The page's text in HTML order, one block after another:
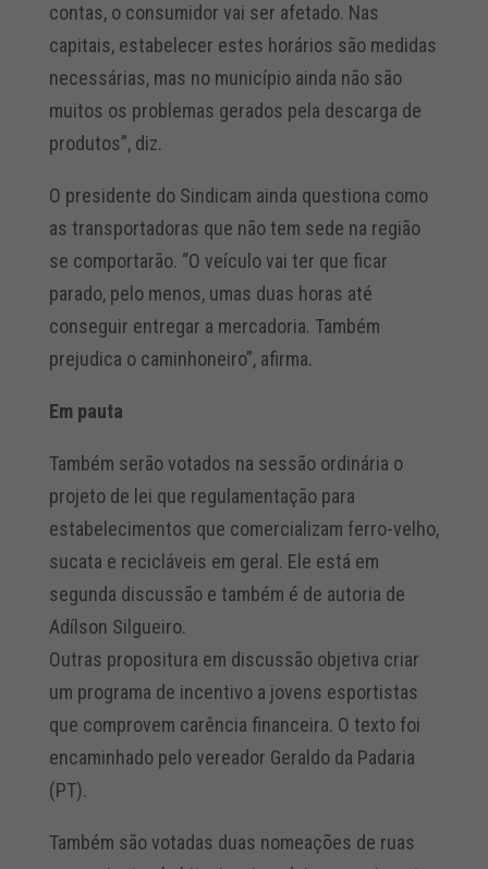
contas, o consumidor vai ser afetado. Nas
capitais, estabelecer estes horários são medidas
necessárias, mas no município ainda não são
muitos os problemas gerados pela descarga de
produtos”, diz.
O presidente do Sindicam ainda questiona como
as transportadoras que não tem sede na região
se comportarão. “O veículo vai ter que ficar
parado, pelo menos, umas duas horas até
conseguir entregar a mercadoria. Também
prejudica o caminhoneiro”, afirma.
Em pauta
Também serão votados na sessão ordinária o
projeto de lei que regulamentação para
estabelecimentos que comercializam ferro-velho,
sucata e recicláveis em geral. Ele está em
segunda discussão e também é de autoria de
Adílson Silgueiro.
Outras propositura em discussão objetiva criar
um programa de incentivo a jovens esportistas
que comprovem carência financeira. O texto foi
encaminhado pelo vereador Geraldo da Padaria
(PT).
Também são votadas duas nomeações de ruas